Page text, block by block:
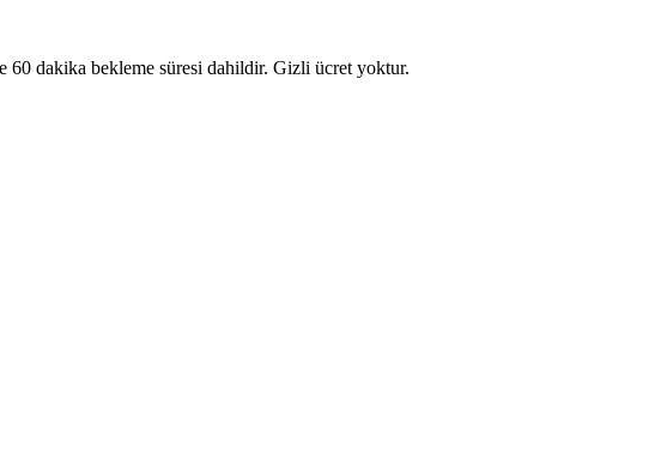
60 dakika bekleme süresi dahildir. Gizli ücret yoktur.